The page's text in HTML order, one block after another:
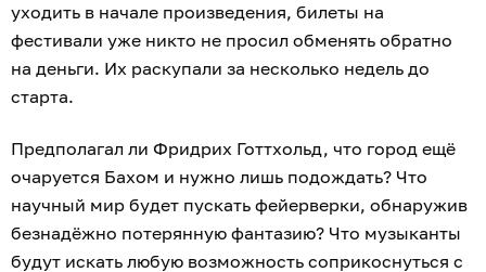
уходить в начале произведения, билеты на
фестивали уже никто не просил обменять обратно
на деньги. Их раскупали за несколько недель до
старта.
Предполагал ли Фридрих Готтхольд, что город ещё
очаруется Бахом и нужно лишь подождать? Что
научный мир будет пускать фейерверки, обнаружив
безнадёжно потерянную фантазию? Что музыканты
будут искать любую возможность соприкоснуться с